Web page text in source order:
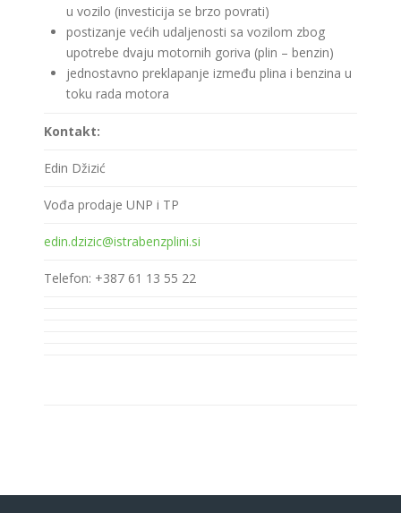
u vozilo (investicija se brzo povrati)
postizanje većih udaljenosti sa vozilom zbog
upotrebe dvaju motornih goriva (plin – benzin)
jednostavno preklapanje između plina i benzina u
toku rada motora
Kontakt:
Edin Džizić
Vođa prodaje UNP i TP
edin.dzizic@istrabenzplini.si
Telefon: +387 61 13 55 22